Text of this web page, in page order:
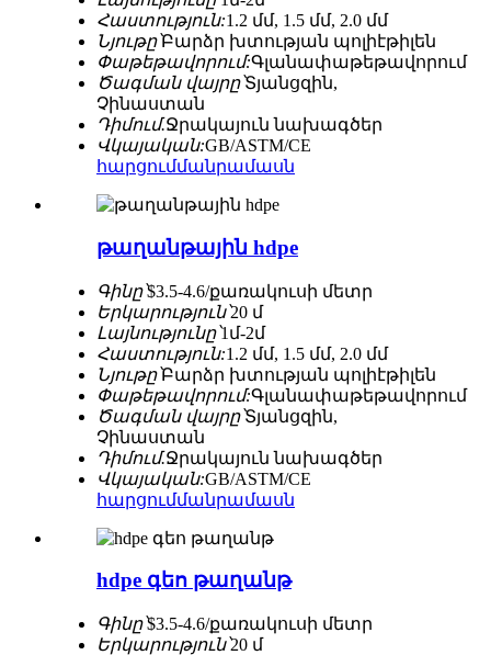
Հաստություն:1.2 մմ, 1.5 մմ, 2.0 մմ
Նյութը՝Բարձր խտության պոլիէթիլեն
Փաթեթավորում:Գլանափաթեթավորում
Ծագման վայրը՝Տյանցզին, ​​
Չինաստան
Դիմում.Ջրակայուն նախագծեր
Վկայական:GB/ASTM/CE
հարցումմանրամասն
թաղանթային hdpe
Գինը՝$3.5-4.6/քառակուսի մետր
Երկարություն՝20 մ
Լայնությունը՝1մ-2մ
Հաստություն:1.2 մմ, 1.5 մմ, 2.0 մմ
Նյութը՝Բարձր խտության պոլիէթիլեն
Փաթեթավորում:Գլանափաթեթավորում
Ծագման վայրը՝Տյանցզին, ​​
Չինաստան
Դիմում.Ջրակայուն նախագծեր
Վկայական:GB/ASTM/CE
հարցումմանրամասն
hdpe գեո թաղանթ
Գինը՝$3.5-4.6/քառակուսի մետր
Երկարություն՝20 մ